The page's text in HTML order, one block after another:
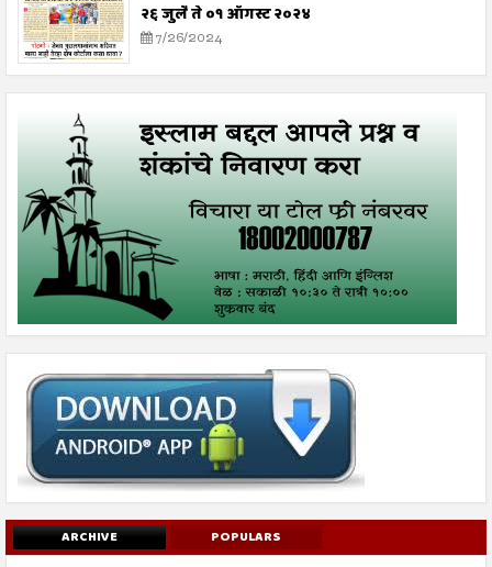
२६ जुलै ते ०१ ऑगस्ट २०२४
7/26/2024
ARCHIVE POPULARS